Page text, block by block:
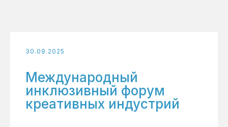
30.09.2025
Международный
инклюзивный форум
креативных индустрий